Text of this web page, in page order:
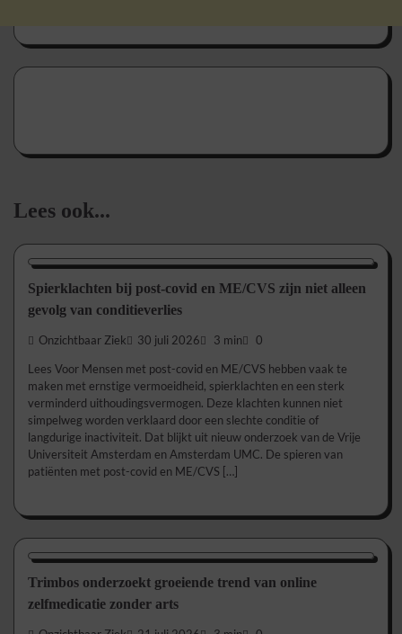
Lees ook...
Nieuws/Informatie
Spierklachten bij post-covid en ME/CVS zijn niet alleen
gevolg van conditieverlies
Onzichtbaar Ziek 30 juli 2026 3 min 0
Lees Voor Mensen met post-covid en ME/CVS hebben vaak te
maken met ernstige vermoeidheid, spierklachten en een sterk
verminderd uithoudingsvermogen. Deze klachten kunnen niet
simpelweg worden verklaard door een slechte conditie of
langdurige inactiviteit. Dat blijkt uit nieuw onderzoek van de Vrije
Universiteit Amsterdam en Amsterdam UMC. De spieren van
patiënten met post-covid en ME/CVS […]
Nieuws/Informatie
Trimbos onderzoekt groeiende trend van online
zelfmedicatie zonder arts